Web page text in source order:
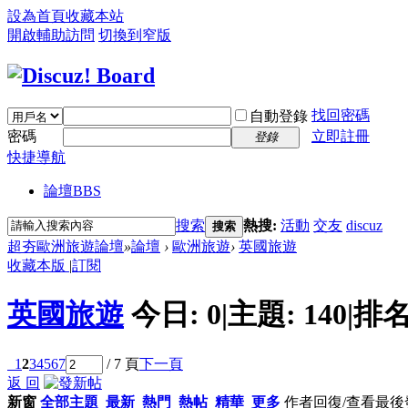
設為首頁收藏本站
開啟輔助訪問 切換到窄版
自動登錄 找回密碼
密碼
登錄
立即註冊
快捷導航
論壇BBS
搜索 搜索 熱搜: 活動 交友 discuz
超夯歐洲旅遊論壇»論壇 › 歐洲旅遊› 英國旅遊
收藏本版 |訂閱
英國旅遊 今日: 0|主題: 140|排
1234567 / 7 頁下一頁
返 回
新窗 全部主題 最新 熱門 熱帖 精華 更多 作者回復/查看最後